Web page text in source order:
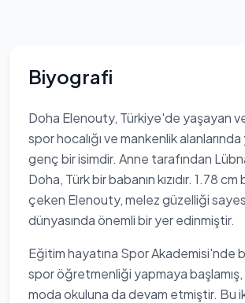
Biyografi
Doha Elenouty, Türkiye'de yaşayan
spor hocalığı ve mankenlik
genç bir isimdir. Anne tarafından
Doha, Türk bir babanın kızıdır. 1.78
çeken Elenouty, melez güzelliği
dünyasında önemli bir yer edinmiştir.
Eğitim hayatına Spor Akademisi'nde
spor öğretmenliği yapmaya başlamış,
moda okuluna da devam etmiştir. Bu